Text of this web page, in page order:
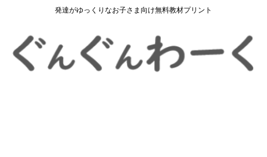
発達がゆっくりなお子さま向け無料教材プリント